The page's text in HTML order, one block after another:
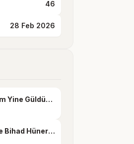
46
28 Feb 2026
Ağlatırsa Mevlam Yine Güldürür
Esmai İlahiyyede Bihad Hünerim Var